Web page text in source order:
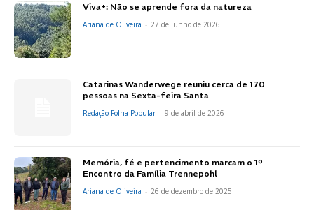
Viva+: Não se aprende fora da natureza
Ariana de Oliveira - 27 de junho de 2026
Catarinas Wanderwege reuniu cerca de 170
pessoas na Sexta-feira Santa
Redação Folha Popular - 9 de abril de 2026
Memória, fé e pertencimento marcam o 1º
Encontro da Família Trennepohl
Ariana de Oliveira - 26 de dezembro de 2025